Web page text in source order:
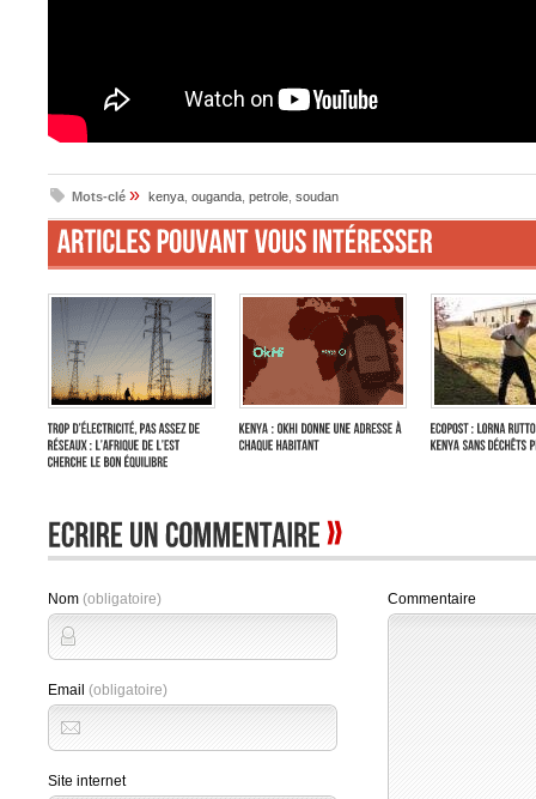
Mots-clé » kenya ouganda petrole soudan
Nom (obligatoire)
Email (obligatoire)
Site internet
Commentaire